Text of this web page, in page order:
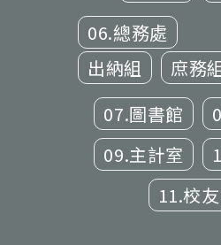
06.總務處
出納組
庶務
07.圖書館
09.主計室
11.校